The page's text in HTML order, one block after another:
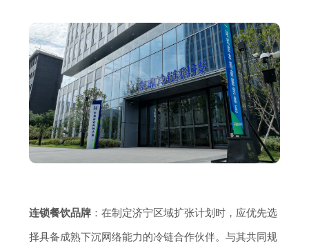
连锁餐饮品牌 ：在制定济宁区域扩张计划时，应优先选
择具备成熟下沉网络能力的冷链合作伙伴。与其共同规